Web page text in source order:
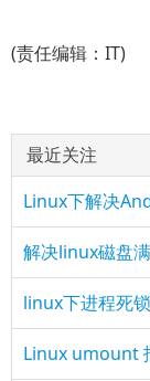
(责任编辑：IT)
最近关注
Linux下解决
解决linux磁盘
linux下进程死
Linux umount